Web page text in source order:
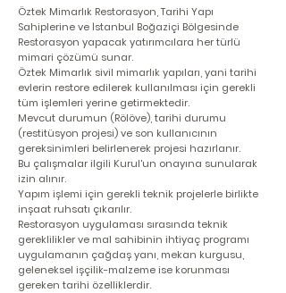
Öztek Mimarlık Restorasyon, Tarihi Yapı
Sahiplerine ve İstanbul Boğaziçi Bölgesinde
Restorasyon yapacak yatırımcılara her türlü
mimari çözümü sunar.
Öztek Mimarlık sivil mimarlık yapıları, yani tarihi
evlerin restore edilerek kullanılması için gerekli
tüm işlemleri yerine getirmektedir.
Mevcut durumun (Rölöve), tarihi durumu
(restitüsyon projesi) ve son kullanıcının
gereksinimleri belirlenerek projesi hazırlanır.
Bu çalışmalar ilgili Kurul'un onayına sunularak
izin alınır.
Yapım işlemi için gerekli teknik projelerle birlikte
inşaat ruhsatı çıkarılır.
Restorasyon uygulaması sırasında teknik
gereklilikler ve mal sahibinin ihtiyaç programı
uygulamanın çağdaş yanı, mekan kurgusu,
geleneksel işçilik-malzeme ise korunması
gereken tarihi özelliklerdir.